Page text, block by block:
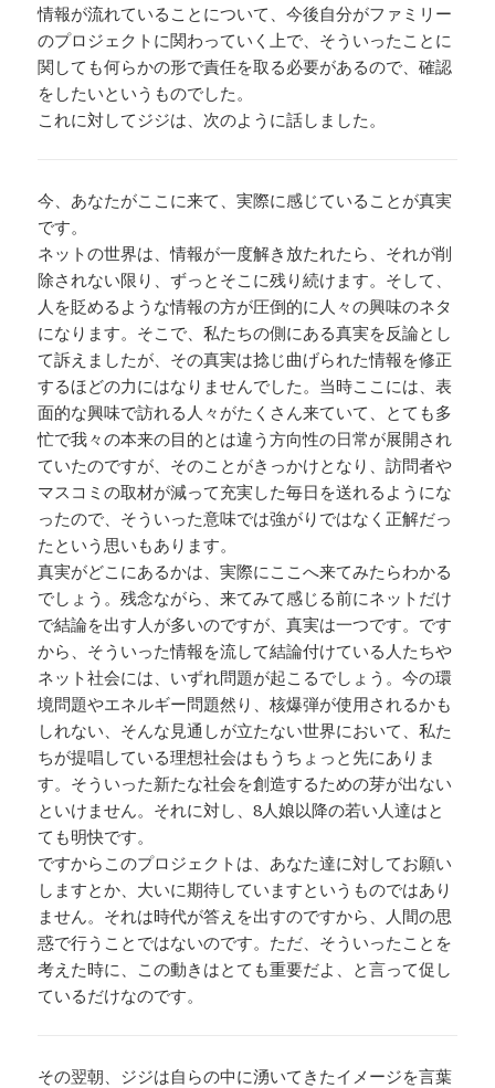
情報が流れていることについて、今後自分がファミリー
のプロジェクトに関わっていく上で、そういったことに
関しても何らかの形で責任を取る必要があるので、確認
をしたいというものでした。
これに対してジジは、次のように話しました。
今、あなたがここに来て、実際に感じていることが真実
です。
ネットの世界は、情報が一度解き放たれたら、それが削
除されない限り、ずっとそこに残り続けます。そして、
人を貶めるような情報の方が圧倒的に人々の興味のネタ
になります。そこで、私たちの側にある真実を反論とし
て訴えましたが、その真実は捻じ曲げられた情報を修正
するほどの力にはなりませんでした。当時ここには、表
面的な興味で訪れる人々がたくさん来ていて、とても多
忙で我々の本来の目的とは違う方向性の日常が展開され
ていたのですが、そのことがきっかけとなり、訪問者や
マスコミの取材が減って充実した毎日を送れるようにな
ったので、そういった意味では強がりではなく正解だっ
たという思いもあります。
真実がどこにあるかは、実際にここへ来てみたらわかる
でしょう。残念ながら、来てみて感じる前にネットだけ
で結論を出す人が多いのですが、真実は一つです。です
から、そういった情報を流して結論付けている人たちや
ネット社会には、いずれ問題が起こるでしょう。今の環
境問題やエネルギー問題然り、核爆弾が使用されるかも
しれない、そんな見通しが立たない世界において、私た
ちが提唱している理想社会はもうちょっと先にありま
す。そういった新たな社会を創造するための芽が出ない
といけません。それに対し、8人娘以降の若い人達はと
ても明快です。
ですからこのプロジェクトは、あなた達に対してお願い
しますとか、大いに期待していますというものではあり
ません。それは時代が答えを出すのですから、人間の思
惑で行うことではないのです。ただ、そういったことを
考えた時に、この動きはとても重要だよ、と言って促し
ているだけなのです。
その翌朝、ジジは自らの中に湧いてきたイメージを言葉